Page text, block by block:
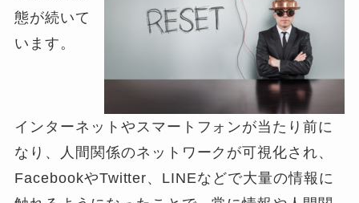
態が続いて
います。
インターネットやスマートフォンが当たり前に
なり、人間関係のネットワークが可視化され、
FacebookやTwitter、LINEなどで大量の情報に